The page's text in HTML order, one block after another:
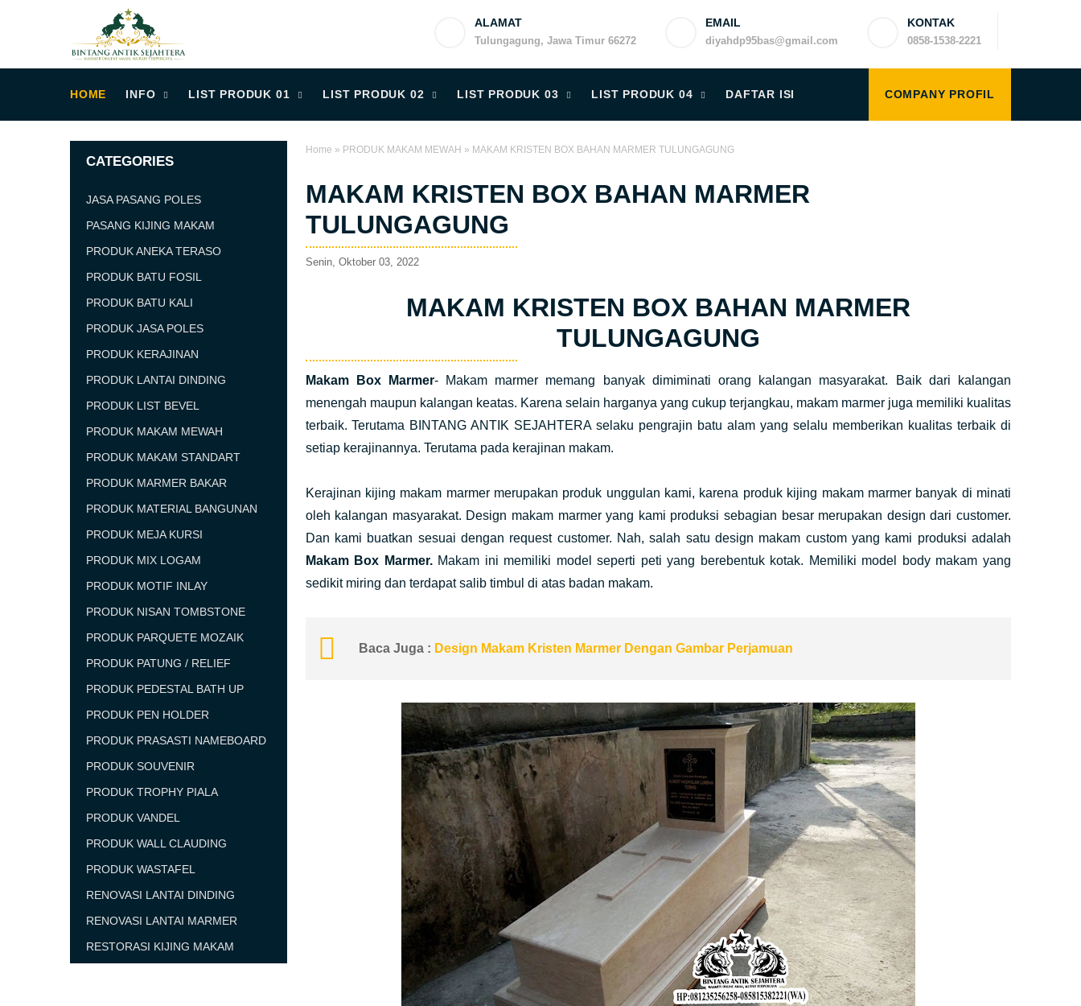
ALAMAT
Tulungagung, Jawa Timur 66272
EMAIL
diyahdp95bas@gmail.com
KONTAK
0858-1538-2221
HOME INFO LIST PRODUK 01 LIST PRODUK 02 LIST PRODUK 03 LIST PRODUK 04 DAFTAR ISI COMPANY PROFIL
Home » PRODUK MAKAM MEWAH » MAKAM KRISTEN BOX BAHAN MARMER TULUNGAGUNG
MAKAM KRISTEN BOX BAHAN MARMER
TULUNGAGUNG
Senin, Oktober 03, 2022
MAKAM KRISTEN BOX BAHAN MARMER
TULUNGAGUNG
Makam Box Marmer- Makam marmer memang banyak dimiminati orang kalangan masyarakat. Baik dari kalangan
menengah maupun kalangan keatas. Karena selain harganya yang cukup terjangkau, makam marmer juga memiliki kualitas
terbaik. Terutama BINTANG ANTIK SEJAHTERA selaku pengrajin batu alam yang selalu memberikan kualitas terbaik di
setiap kerajinannya. Terutama pada kerajinan makam.
Kerajinan kijing makam marmer merupakan produk unggulan kami, karena produk kijing makam marmer banyak di minati
oleh kalangan masyarakat. Design makam marmer yang kami produksi sebagian besar merupakan design dari customer.
Dan kami buatkan sesuai dengan request customer. Nah, salah satu design makam custom yang kami produksi adalah
Makam Box Marmer. Makam ini memiliki model seperti peti yang berebentuk kotak. Memiliki model body makam yang
sedikit miring dan terdapat salib timbul di atas badan makam.
Baca Juga : Design Makam Kristen Marmer Dengan Gambar Perjamuan
CATEGORIES
JASA PASANG POLES
PASANG KIJING MAKAM
PRODUK ANEKA TERASO
PRODUK BATU FOSIL
PRODUK BATU KALI
PRODUK JASA POLES
PRODUK KERAJINAN
PRODUK LANTAI DINDING
PRODUK LIST BEVEL
PRODUK MAKAM MEWAH
PRODUK MAKAM STANDART
PRODUK MARMER BAKAR
PRODUK MATERIAL BANGUNAN
PRODUK MEJA KURSI
PRODUK MIX LOGAM
PRODUK MOTIF INLAY
PRODUK NISAN TOMBSTONE
PRODUK PARQUETE MOZAIK
PRODUK PATUNG / RELIEF
PRODUK PEDESTAL BATH UP
PRODUK PEN HOLDER
PRODUK PRASASTI NAMEBOARD
PRODUK SOUVENIR
PRODUK TROPHY PIALA
PRODUK VANDEL
PRODUK WALL CLAUDING
PRODUK WASTAFEL
RENOVASI LANTAI DINDING
RENOVASI LANTAI MARMER
RESTORASI KIJING MAKAM